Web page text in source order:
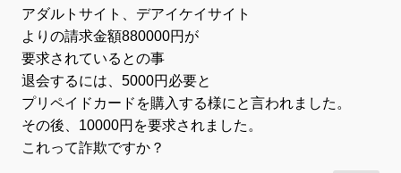
アダルトサイト、デアイケイサイト
よりの請求金額880000円が
要求されているとの事
退会するには、5000円必要と
プリペイドカードを購入する様にと言われました。
その後、10000円を要求されました。
これって詐欺ですか？